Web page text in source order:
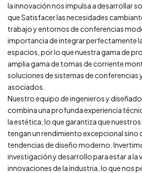
la innovación nos impulsa a desarrollar
que Satisfacer las necesidades
trabajo y entornos de conferencias
importancia de integrar perfectamente
espacios, por lo que nuestra gama de
amplia gama de tomas de corriente
soluciones de sistemas de conferencias
asociados.
Nuestro equipo de ingenieros y
combina una profunda experiencia
la estética, lo que garantiza que
tengan un rendimiento excepcional sino
tendencias de diseño moderno.
investigación y desarrollo para estar a la
innovaciones de la industria, lo que nos